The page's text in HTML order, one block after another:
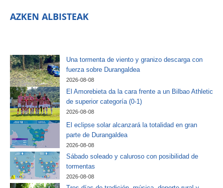
AZKEN ALBISTEAK
Una tormenta de viento y granizo descarga con
fuerza sobre Durangaldea
2026-08-08
El Amorebieta da la cara frente a un Bilbao Athletic
de superior categoría (0-1)
2026-08-08
El eclipse solar alcanzará la totalidad en gran
parte de Durangaldea
2026-08-08
Sábado soleado y caluroso con posibilidad de
tormentas
2026-08-08